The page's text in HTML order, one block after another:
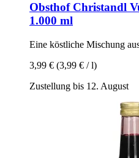
Obsthof Christandl
1.000 ml
Eine köstliche Mischung
3,99 € (3,99 € / l)
Zustellung bis 12. August